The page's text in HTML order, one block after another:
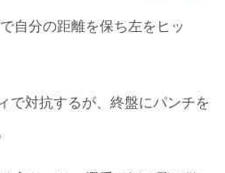
自分の距離を保ち左をヒッ
で対抗するが、終盤にパンチを